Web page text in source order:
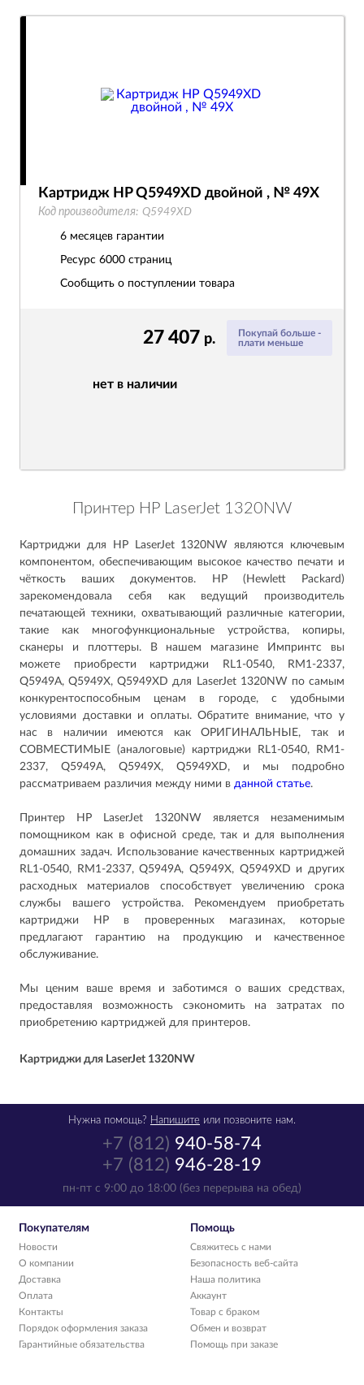
Покупай больше -
плати меньше
27 407 р.
нет в наличии
Картридж HP Q5949XD двойной , № 49X
Код производителя: Q5949XD
6 месяцев гарантии
Ресурс 6000 страниц
Сообщить о поступлении товара
Принтер HP LaserJet 1320NW
Картриджи для HP LaserJet 1320NW являются ключевым
компонентом, обеспечивающим высокое качество печати и
чёткость ваших документов. HP (Hewlett Packard)
зарекомендовала себя как ведущий производитель
печатающей техники, охватывающий различные категории,
такие как многофункциональные устройства, копиры,
сканеры и плоттеры. В нашем магазине Импринтс вы
можете приобрести картриджи RL1-0540, RM1-2337,
Q5949A, Q5949X, Q5949XD для LaserJet 1320NW по самым
конкурентоспособным ценам в городе, с удобными
условиями доставки и оплаты. Обратите внимание, что у
нас в наличии имеются как ОРИГИНАЛЬНЫЕ, так и
СОВМЕСТИМЫЕ (аналоговые) картриджи RL1-0540, RM1-
2337, Q5949A, Q5949X, Q5949XD, и мы подробно
рассматриваем различия между ними в данной статье.
Принтер HP LaserJet 1320NW является незаменимым
помощником как в офисной среде, так и для выполнения
домашних задач. Использование качественных картриджей
RL1-0540, RM1-2337, Q5949A, Q5949X, Q5949XD​ и других
расходных материалов способствует увеличению срока
службы вашего устройства. Рекомендуем приобретать
картриджи HP в проверенных магазинах, которые
предлагают гарантию на продукцию и качественное
обслуживание.
Мы ценим ваше время и заботимся о ваших средствах,
предоставляя возможность сэкономить на затратах по
приобретению картриджей для принтеров.
Картриджи для LaserJet 1320NW
+7 (812) 940-58-74
+7 (812) 946-28-19
пн-пт с 9:00 до 18:00 (без перерыва на обед)
Нужна помощь? Напишите или позвоните нам.
Покупателям
Новости
О компании
Доставка
Оплата
Контакты
Порядок оформления заказа
Гарантийные обязательства
Помощь
Свяжитесь с нами
Безопасность веб-сайта
Наша политика
Аккаунт
Товар с браком
Обмен и возврат
Помощь при заказе